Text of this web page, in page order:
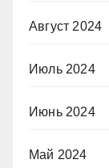
Август 2024
Июль 2024
Июнь 2024
Май 2024